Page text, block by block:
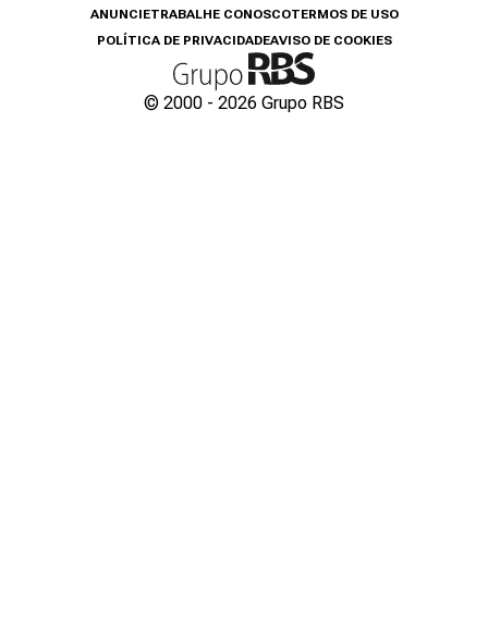
ANUNCIETRABALHE CONOSCOTERMOS DE USO
POLÍTICA DE PRIVACIDADEAVISO DE COOKIES
© 2000 - 2026 Grupo RBS